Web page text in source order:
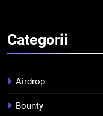
3
Categorii
Airdrop
Bounty